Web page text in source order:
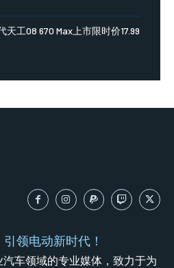
工08 670 Max上市限时价17.99
领电动新时代！
车领域的专业媒体，致力于为